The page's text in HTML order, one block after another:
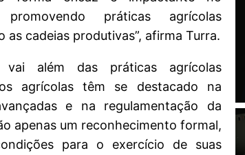
promovendo práticas agrícolas
cadeias produtivas”, afirma Turra.
além das práticas agrícolas
agrícolas têm se destacado na
e na regulamentação da
apenas um reconhecimento formal,
para o exercício de suas